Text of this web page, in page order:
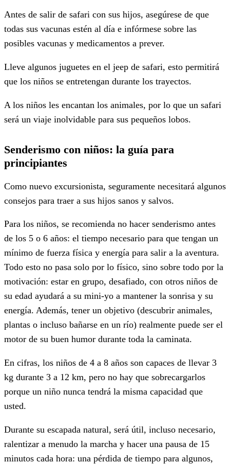
Antes de salir de safari con sus hijos, asegúrese de que
todas sus vacunas estén al día e infórmese sobre las
posibles vacunas y medicamentos a prever.
Lleve algunos juguetes en el jeep de safari, esto permitirá
que los niños se entretengan durante los trayectos.
A los niños les encantan los animales, por lo que un safari
será un viaje inolvidable para sus pequeños lobos.
Senderismo con niños: la guía para
principiantes
Como nuevo excursionista, seguramente necesitará algunos
consejos para traer a sus hijos sanos y salvos.
Para los niños, se recomienda no hacer senderismo antes
de los 5 o 6 años: el tiempo necesario para que tengan un
mínimo de fuerza física y energía para salir a la aventura.
Todo esto no pasa solo por lo físico, sino sobre todo por la
motivación: estar en grupo, desafiado, con otros niños de
su edad ayudará a su mini-yo a mantener la sonrisa y su
energía. Además, tener un objetivo (descubrir animales,
plantas o incluso bañarse en un río) realmente puede ser el
motor de su buen humor durante toda la caminata.
En cifras, los niños de 4 a 8 años son capaces de llevar 3
kg durante 3 a 12 km, pero no hay que sobrecargarlos
porque un niño nunca tendrá la misma capacidad que
usted.
Durante su escapada natural, será útil, incluso necesario,
ralentizar a menudo la marcha y hacer una pausa de 15
minutos cada hora: una pérdida de tiempo para algunos,